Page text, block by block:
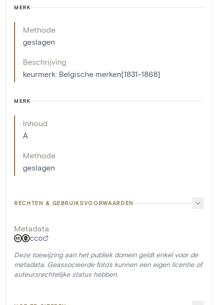
MERK
Methode
geslagen
Beschrijving
keurmerk: Belgische merken[1831-1868]
MERK
Inhoud
A
Methode
geslagen
RECHTEN & GEBRUIKSVOORWAARDEN
Metadata
CC0
Deze toewijzing aan het publiek domein geldt enkel voor de
metadata. Geassocieerde foto's kunnen een eigen licentie of
auteursrechtelijke status hebben.